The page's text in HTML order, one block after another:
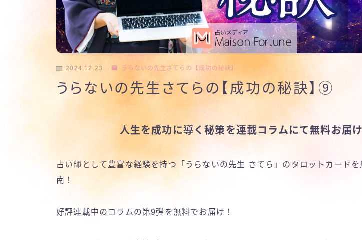
2024.12.23 うらないの先生さてらの【成功の秘訣】
うらないの先生さてらの【成功の秘訣】⑨
人生を成功に導く秘策を連載コラムにて無料お届け
占い師として豊富な経験を持つ「うらないの先生 さてら」のタロットカード
南！
好評連載中のコラムの第9弾を無料でお届け！